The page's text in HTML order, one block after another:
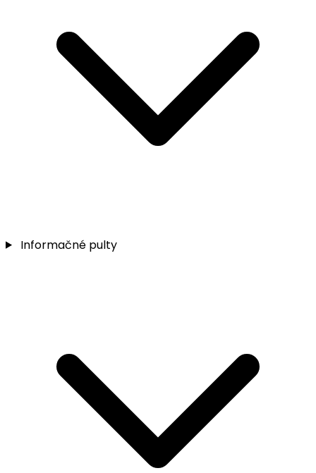
Informačné pulty